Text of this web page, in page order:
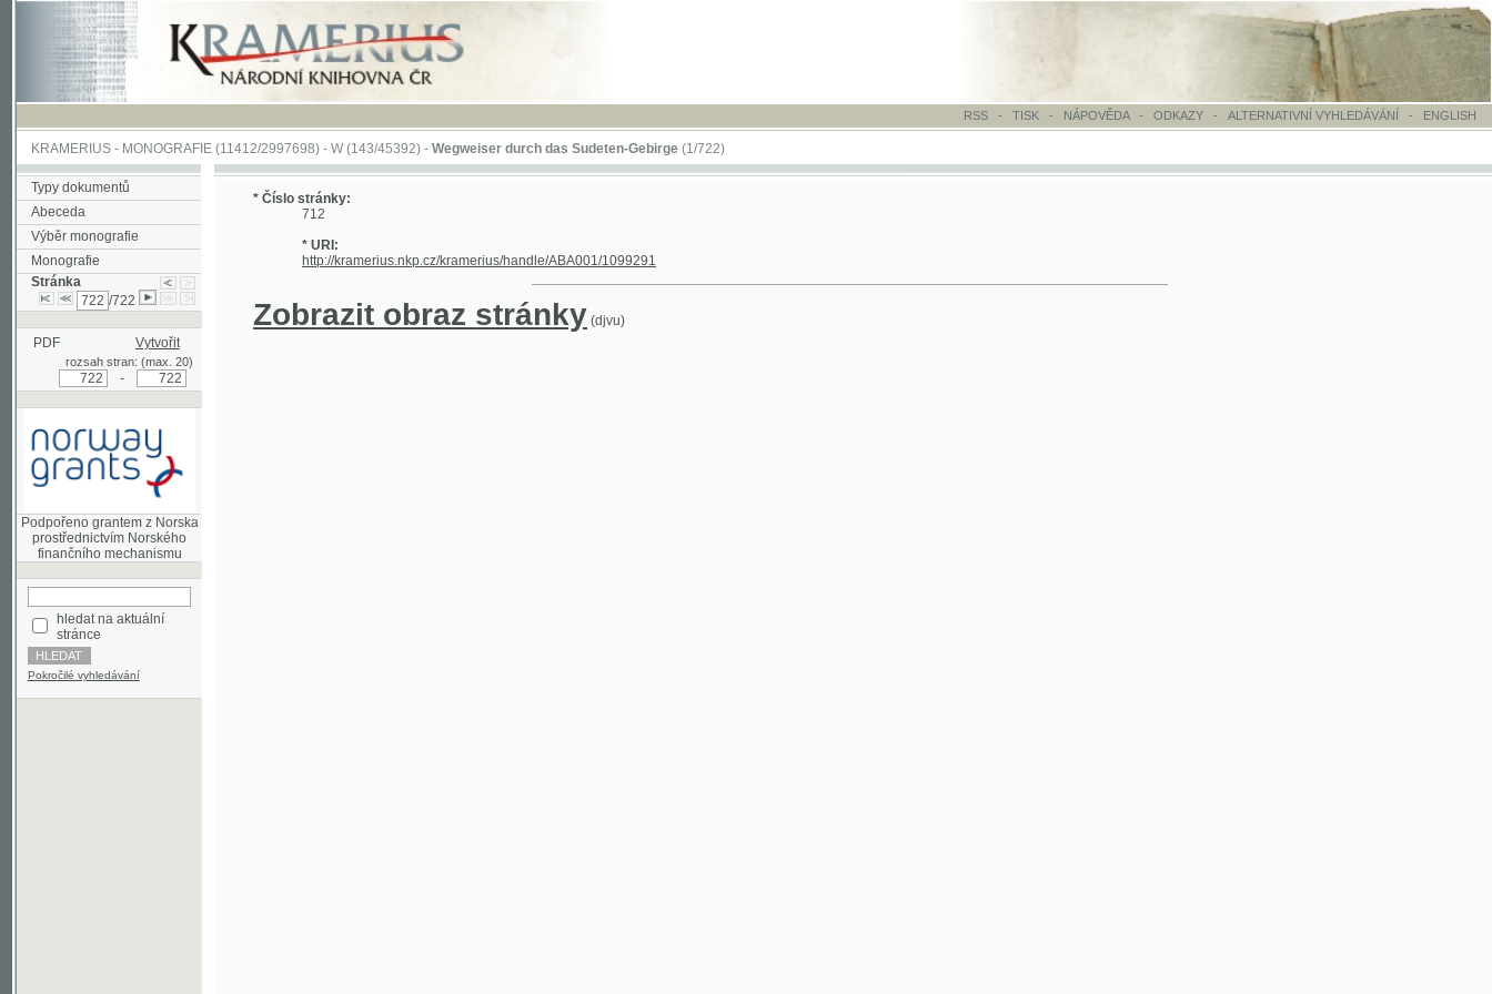
RSS - TISK-NÁPOVĚDA - ODKAZY - ALTERNATIVNÍ VYHLEDÁVÁNÍ- ENGLISH
KRAMERIUS-MONOGRAFIE(11412/2997698) -W (143/45392)-Wegweiser durch das Sudeten-Gebirge(1/722)
Typy dokumentů
Abeceda
Výběr monografie
Monografie
Stránka
/722
PDF Vytvořit
rozsah stran: (max. 20)
Podpořeno grantem z Norska
prostřednictvím Norského
hledat na aktuální
stránce
Pokročilé vyhledávání
* Číslo stránky:
712
* URI:
http://kramerius.nkp.cz/kramerius/handle/ABA001/1099291
Zobrazit obraz stránky